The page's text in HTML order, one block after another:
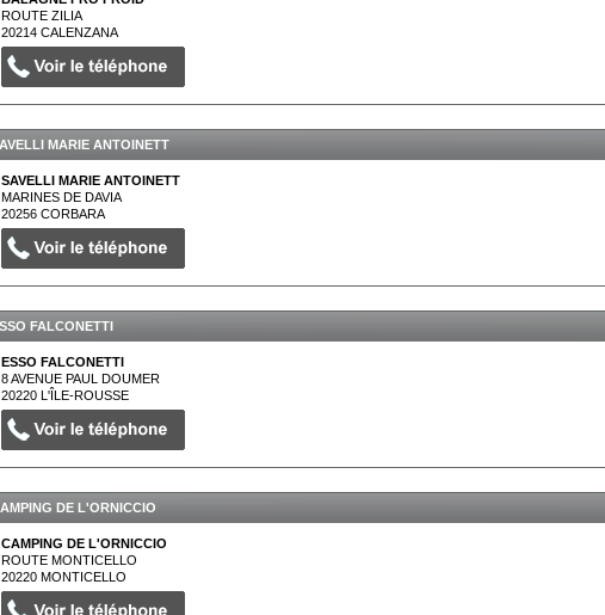
ROUTE ZILIA
20214CALENZANA
MARIE ANTOINETT
SAVELLI MARIE ANTOINETT
MARINES DE DAVIA
20256CORBARA
FALCONETTI
ESSO FALCONETTI
8 AVENUE PAUL DOUMER
20220L'ÎLE-ROUSSE
DE L'ORNICCIO
CAMPING DE L'ORNICCIO
ROUTE MONTICELLO
20220MONTICELLO